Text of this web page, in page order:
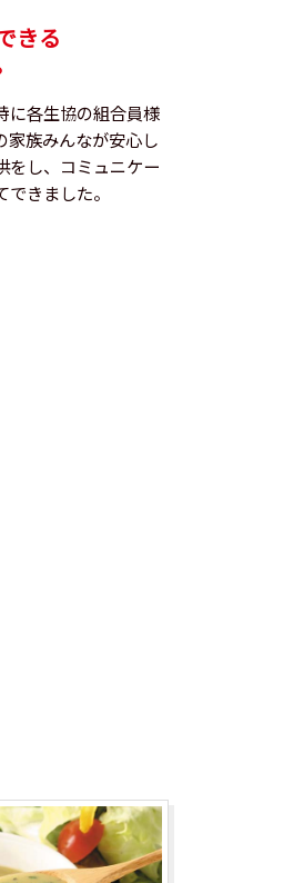
きる
に各生協の組合員様
家族みんなが安心し
をし、コミュニケー
きました。